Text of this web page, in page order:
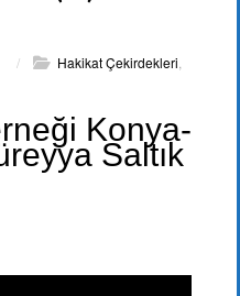
/ Hakikat Çekirdekleri
Konya-
Saltık